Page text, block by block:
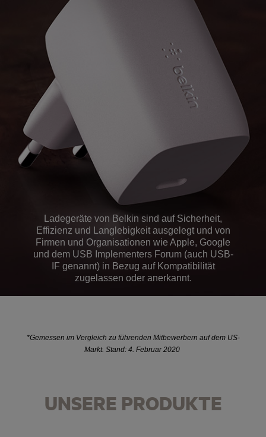
Ladegeräte von Belkin sind auf Sicherheit,
Effizienz und Langlebigkeit ausgelegt und von
Firmen und Organisationen wie Apple, Google
und dem USB Implementers Forum (auch USB-
IF genannt) in Bezug auf Kompatibilität
zugelassen oder anerkannt.
*Gemessen im Vergleich zu führenden Mitbewerbern auf dem US-
Markt. Stand: 4. Februar 2020
UNSERE PRODUKTE